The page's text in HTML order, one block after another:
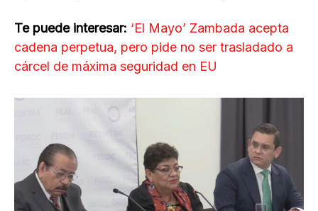
Te puede interesar: ‘El Mayo’ Zambada acepta
cadena perpetua, pero pide no ser trasladado a
cárcel de máxima seguridad en EU